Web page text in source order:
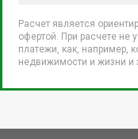
Расчет является
офертой. При расчете
платежи, как, например,
недвижимости и жизни и